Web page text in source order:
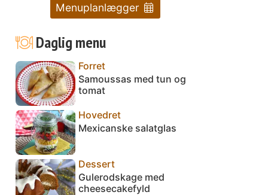
Menuplanlægger
Daglig menu
Forret
Samoussas med tun og
tomat
Hovedret
Mexicanske salatglas
Dessert
Gulerodskage med
cheesecakefyld